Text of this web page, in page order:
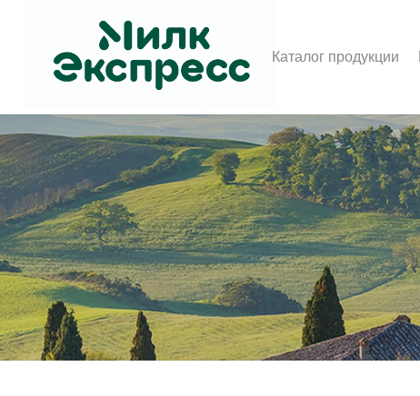
Каталог продукции